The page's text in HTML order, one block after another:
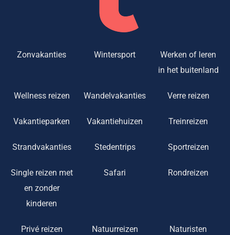
Zonvakanties Wintersport
Werken of leren
in het buitenland
Wellness reizen Wandelvakanties Verre reizen
Vakantieparken Vakantiehuizen Treinreizen
Strandvakanties Stedentrips Sportreizen
Single reizen met
en zonder
kinderen
Safari Rondreizen
Privé reizen Natuurreizen
Naturisten